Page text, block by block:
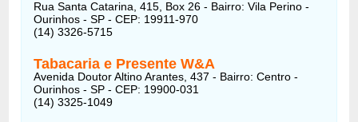
Rua Santa Catarina, 415, Box 26 - Bairro: Vila Perino -
Ourinhos - SP - CEP: 19911-970
(14) 3326-5715
Tabacaria e Presente W&A
Avenida Doutor Altino Arantes, 437 - Bairro: Centro -
Ourinhos - SP - CEP: 19900-031
(14) 3325-1049